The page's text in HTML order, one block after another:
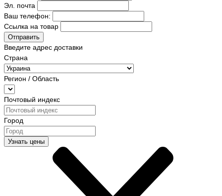
Эл. почта
Ваш телефон:
Ссылка на товар
Отправить
Введите адрес доставки
Страна
Регион / Область
Почтовый индекс
Город
Узнать цены